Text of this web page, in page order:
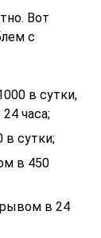
Вот
с
в сутки,
часа;
в сутки;
в 450
в 24